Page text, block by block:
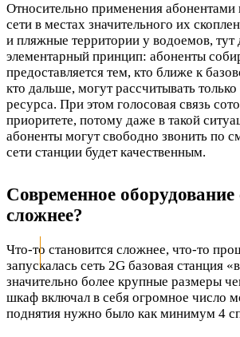
Относительно применения абонентами
сети в местах значительного их
и пляжные территории у водоемов, тут
элементарный принцип: абоненты
предоставляется тем, кто ближе к
кто дальше, могут рассчитывать только
ресурса. При этом голосовая связь
приоритете, потому даже в такой
абоненты могут свободно звонить по
сети станции будет качественным.
Современное оборудование
сложнее?
Что-то становится сложнее, что-то
запускалась сеть 2G базовая станция
значительно более крупные размеры
шкаф включал в себя огромное число
поднятия нужно было как минимум 4